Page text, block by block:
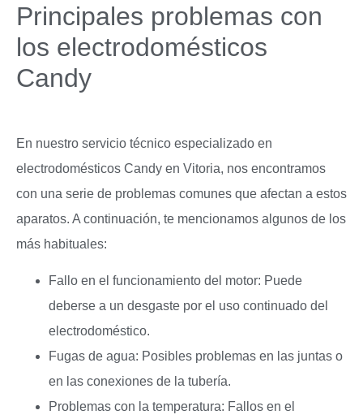
Principales problemas con
los electrodomésticos
Candy
En nuestro servicio técnico especializado en
electrodomésticos Candy en Vitoria, nos encontramos
con una serie de problemas comunes que afectan a estos
aparatos. A continuación, te mencionamos algunos de los
más habituales:
Fallo en el funcionamiento del motor: Puede
deberse a un desgaste por el uso continuado del
electrodoméstico.
Fugas de agua: Posibles problemas en las juntas o
en las conexiones de la tubería.
Problemas con la temperatura: Fallos en el